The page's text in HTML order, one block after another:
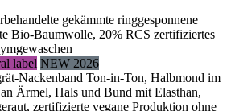
gekämmte ringgesponnene
Bio-Baumwolle, 20% RCS zertifiziertes
label NEW 2026
Nackenband Ton-in-Ton, Halbmond im
Ärmel, Hals und Bund mit Elasthan,
zertifizierte vegane Produktion ohne